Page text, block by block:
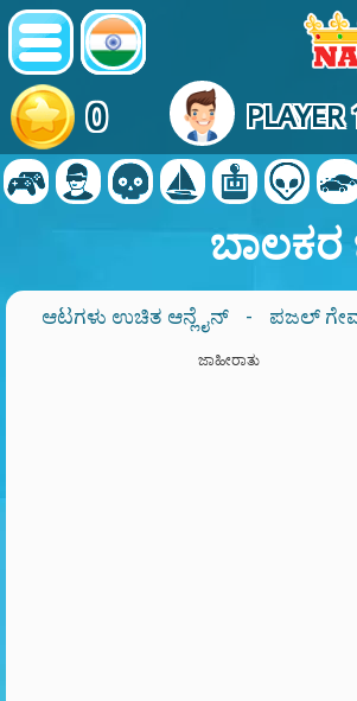
0
ಬಾಲಕರ
ಆಟಗಳು ಉಚಿತ ಆನ್ಲೈನ್ - ಪಜಲ್
ಜಾಹೀರಾತು